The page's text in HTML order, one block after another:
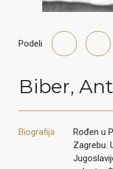
Podeli
Biber,
Biografija
Rođen u
Zagrebu.